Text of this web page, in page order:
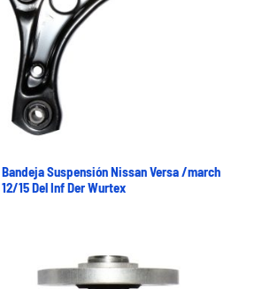
Bandeja Suspensión Nissan Versa /march
12/15 Del Inf Der Wurtex